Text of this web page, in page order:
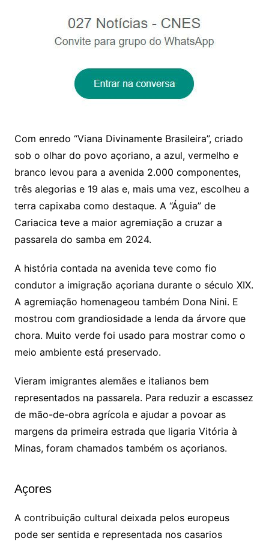
Com enredo “Viana Divinamente Brasileira”, criado
sob o olhar do povo açoriano, a azul, vermelho e
branco levou para a avenida 2.000 componentes,
três alegorias e 19 alas e, mais uma vez, escolheu a
terra capixaba como destaque. A “Águia” de
Cariacica teve a maior agremiação a cruzar a
passarela do samba em 2024.
A história contada na avenida teve como fio
condutor a imigração açoriana durante o século XIX.
A agremiação homenageou também Dona Nini. E
mostrou com grandiosidade a lenda da árvore que
chora. Muito verde foi usado para mostrar como o
meio ambiente está preservado.
Vieram imigrantes alemães e italianos bem
representados na passarela. Para reduzir a escassez
de mão-de-obra agrícola e ajudar a povoar as
margens da primeira estrada que ligaria Vitória à
Minas, foram chamados também os açorianos.
Açores
A contribuição cultural deixada pelos europeus
pode ser sentida e representada nos casarios